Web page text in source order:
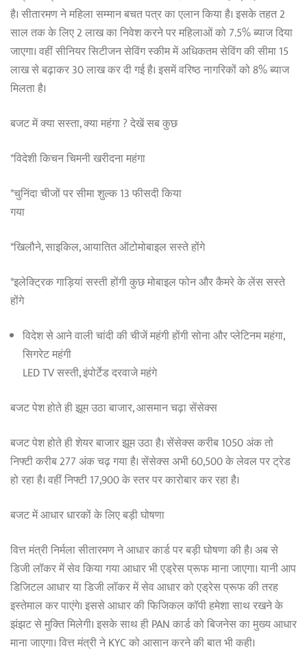
है। सीतारमण ने महिला सम्मान बचत पत्र का एलान किया है। इसके तहत 2
साल तक के लिए 2 लाख का निवेश करने पर महिलाओं को 7.5% ब्याज दिया
जाएगा। वहीं सीनियर सिटीजन सेविंग स्कीम में अधिकतम सेविंग की सीमा 15
लाख से बढ़ाकर 30 लाख कर दी गई है। इसमें वरिष्ठ नागरिकों को 8% ब्याज
मिलता है।
बजट में क्या सस्ता, क्या महंगा ? देखें सब कुछ
*विदेशी किचन चिमनी खरीदना महंगा
*चुनिंदा चीजों पर सीमा शुल्क 13 फीसदी किया
गया
*खिलौने, साइकिल, आयातित ऑटोमोबाइल सस्ते होंगे
*इलेक्ट्रिक गाड़ियां सस्ती होंगी कुछ मोबाइल फोन और कैमरे के लेंस सस्ते
होंगे
विदेश से आने वाली चांदी की चीजें महंगी होंगी सोना और प्लेटिनम महंगा,
सिगरेट महंगी
LED TV सस्ती, इंपोर्टेड दरवाजे महंगे
बजट पेश होते ही झूम उठा बाजार, आसमान चढ़ा सेंसेक्स
बजट पेश होते ही शेयर बाजार झूम उठा है। सेंसेक्स करीब 1050 अंक तो
निफ्टी करीब 277 अंक चढ़ गया है। सेंसेक्स अभी 60,500 के लेवल पर ट्रेड
हो रहा है। वहीं निफ्टी 17,900 के स्तर पर कारोबार कर रहा है।
बजट में आधार धारकों के लिए बड़ी घोषणा
वित्त मंत्री निर्मला सीतारमण ने आधार कार्ड पर बड़ी घोषणा की है। अब से
डिजी लॉकर में सेव किया गया आधार भी एड्रेस प्रूफ माना जाएगा। यानी आप
डिजिटल आधार या डिजी लॉकर में सेव आधार को एड्रेस प्रूफ की तरह
इस्तेमाल कर पाएंगे। इससे आधार की फिजिकल कॉपी हमेशा साथ रखने के
झंझट से मुक्ति मिलेगी। इसके साथ ही PAN कार्ड को बिजनेस का मुख्य आधार
माना जाएगा। वित्त मंत्री ने KYC को आसान करने की बात भी कही।